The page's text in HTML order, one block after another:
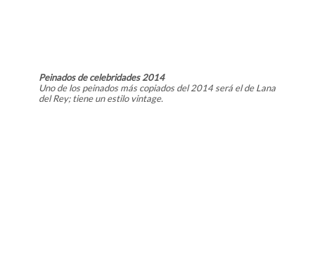
Peinados de celebridades 2014
Uno de los peinados más copiados del 2014 será el de Lana
del Rey; tiene un estilo vintage.